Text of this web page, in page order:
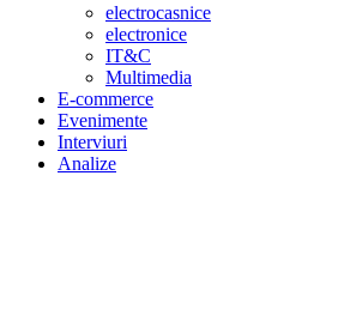
electrocasnice
electronice
IT&C
Multimedia
E-commerce
Evenimente
Interviuri
Analize